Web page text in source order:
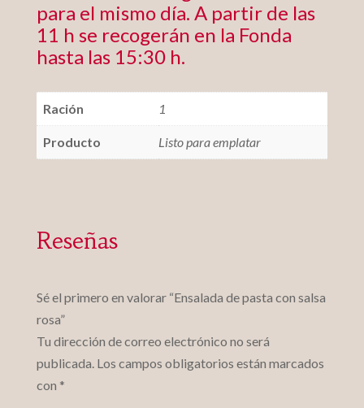
para el mismo día. A partir de las
11 h se recogerán en la Fonda
hasta las 15:30 h.
Ración 1
Producto Listo para emplatar
Reseñas
Sé el primero en valorar “Ensalada de pasta con salsa
rosa”
Tu dirección de correo electrónico no será
publicada. Los campos obligatorios están marcados
con *